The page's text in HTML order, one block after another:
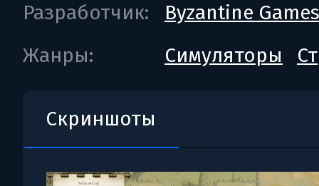
Разработчик:
Byzantine Games
Жанры:
Симуляторы
Скриншоты